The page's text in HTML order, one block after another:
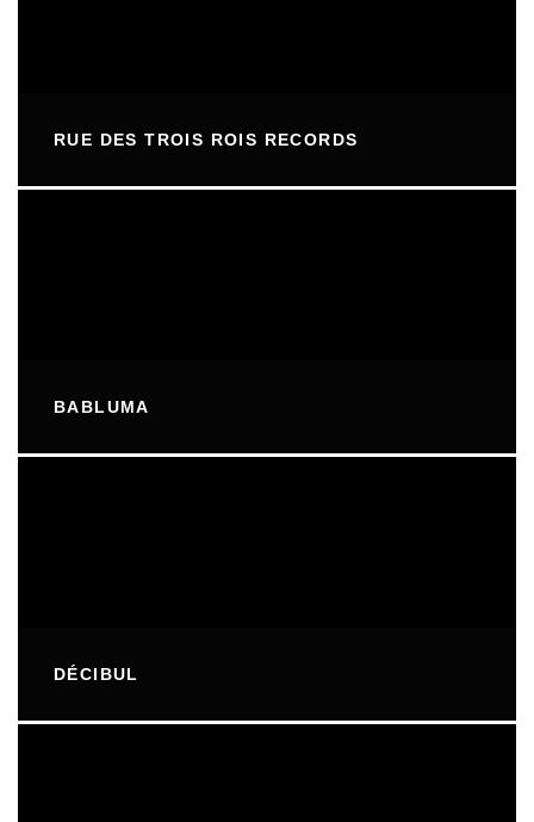
RUE DES TROIS ROIS RECORDS
BABLUMA
DÉCIBUL